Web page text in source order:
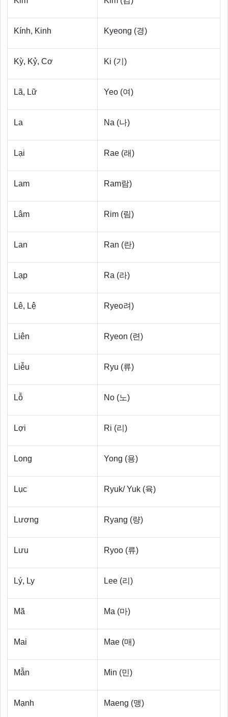
Kính, Kinh Kyeong (경)
Kỳ, Kỷ, Cơ Ki (기)
Lã, Lữ Yeo (여)
La Na (나)
Lại Rae (래)
Lam Ram람)
Lâm Rim (림)
Lan Ran (란)
Lạp Ra (라)
Lê, Lệ Ryeo려)
Liên Ryeon (련)
Liễu Ryu (류)
Lỗ No (노)
Lợi Ri (리)
Long Yong (용)
Lục Ryuk/ Yuk (육)
Lương Ryang (량)
Lưu Ryoo (류)
Lý, Ly Lee (리)
Mã Ma (마)
Mai Mae (매)
Mẫn Min (민)
Mạnh Maeng (맹)